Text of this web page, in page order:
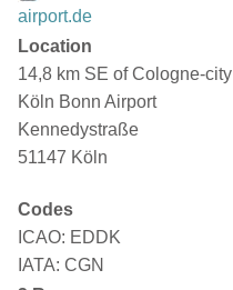
airport.de
Location
14,8 km SE of Cologne-city
Köln Bonn Airport
Kennedystraße
51147 Köln
Codes
ICAO: EDDK
IATA: CGN